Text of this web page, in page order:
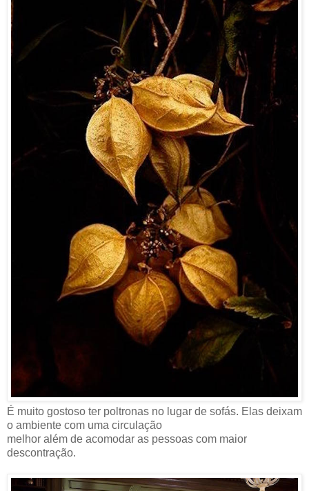
É muito gostoso ter poltronas no lugar de sofás. Elas deixam
o ambiente com uma circulação
melhor além de acomodar as pessoas com maior
descontração.